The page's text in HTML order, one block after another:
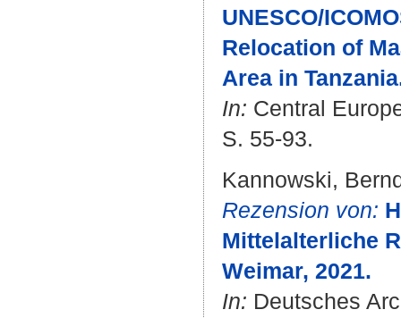
UNESCO/
Relocation of
Area in
In: Central
S. 55-93.
Kannowski,
Rezension von:
Mittelalterliche
Weimar, 2021.
In: Deutsches